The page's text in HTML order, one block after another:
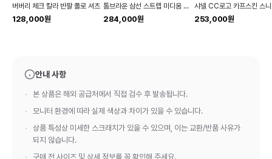
버버리 체크 칼라 반팔 폴로 셔츠
128,000원
톰브라운 삼선 스트랩 미디움 클러치
284,000원
샤넬 CC로고 카프스킨 스
253,000원
안내 사항
본 상품은 해외 공급처에서 직접 검수 후 발송됩니다.
모니터 환경에 따라 실제 색상과 차이가 있을 수 있습니다.
상품 특성상 미세한 스크래치가 있을 수 있으며, 이는 교환/반품 사유가
되지 않습니다.
구매 전 사이즈 및 상세 정보를 꼭 확인해 주세요.